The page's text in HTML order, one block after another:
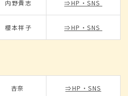
内野貴志 ⇒HP・SNS
櫻本祥子 ⇒HP・SNS
杏奈 ⇒HP・SNS